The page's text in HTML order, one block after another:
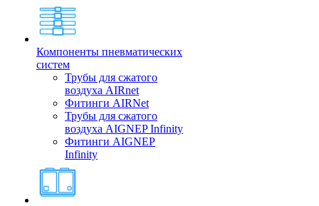
Компоненты пневматических
систем
Трубы для сжатого
воздуха AIRnet
Фитинги AIRNet
Трубы для сжатого
воздуха AIGNEP Infinity
Фитинги AIGNEP
Infinity